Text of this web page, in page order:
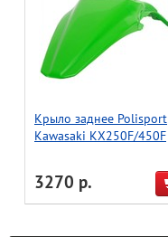
Крыло заднее Polisport
Kawasaki KX250F/450F
3270 р.